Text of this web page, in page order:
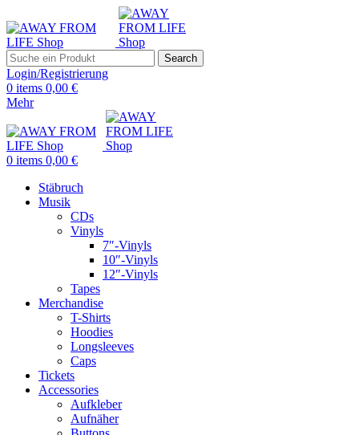
Search
Login/Registrierung
0 items 0,00 €
Mehr
0 items 0,00 €
Stäbruch
Musik
CDs
Vinyls
7″-Vinyls
10″-Vinyls
12″-Vinyls
Tapes
Merchandise
T-Shirts
Hoodies
Longsleeves
Caps
Tickets
Accessories
Aufkleber
Aufnäher